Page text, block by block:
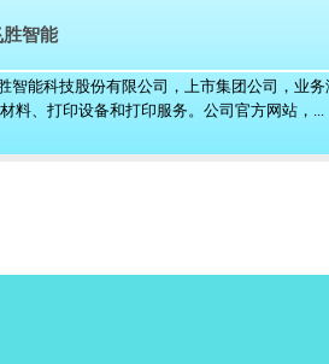
胜智能
智能科技股份有限公司，上市集团公司，业务
料、打印设备和打印服务。公司官方网站，...